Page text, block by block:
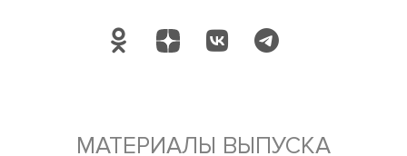
международные отношения